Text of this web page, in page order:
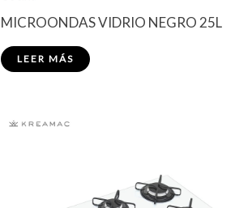
MICROONDAS VIDRIO NEGRO 25L
LEER MÁS